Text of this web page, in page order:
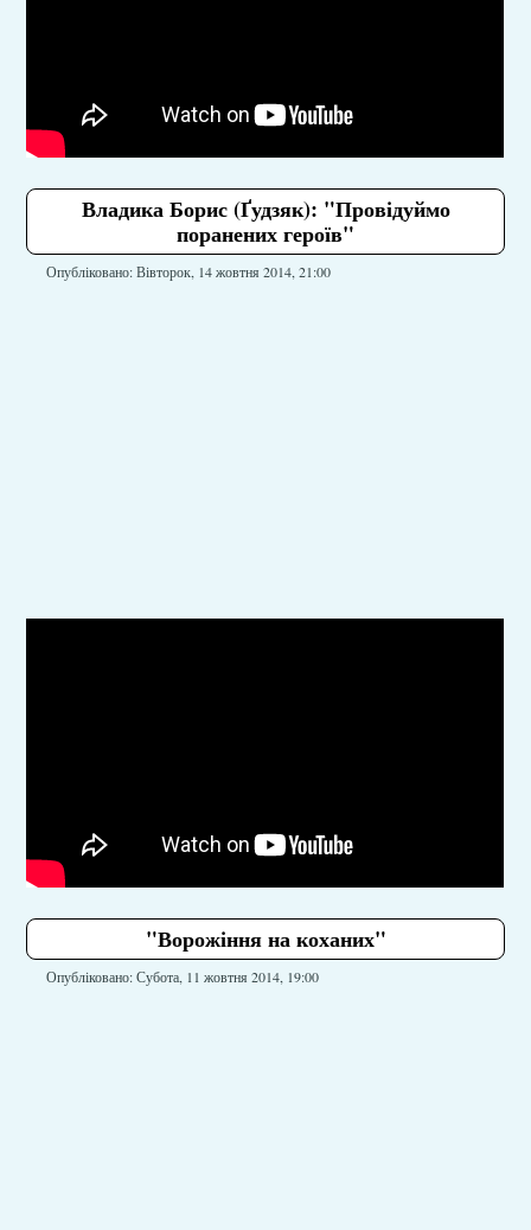
Владика Борис (Ґудзяк): "Провідуймо
поранених героїв"
Опубліковано: Вівторок, 14 жовтня 2014, 21:00
"Ворожіння на коханих"
Опубліковано: Субота, 11 жовтня 2014, 19:00